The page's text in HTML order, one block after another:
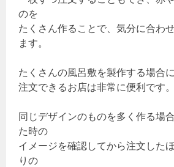
のを
たくさん作ることで、気分に合わ
ます。
たくさんの風呂敷を製作する場合
注文できるお店は非常に便利です。
同じデザインのものを多く作る場
た時の
イメージを確認してから注文した
りの